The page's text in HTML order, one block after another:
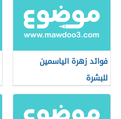
فوائد زهرة الياسمين
للبشرة